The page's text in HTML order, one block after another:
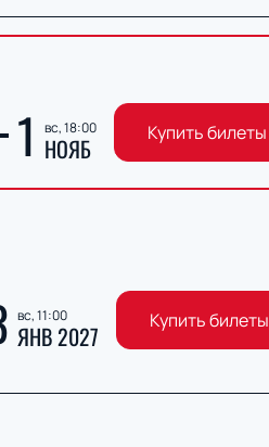
1 вс, 18:00
НОЯБ Купить билеты
вс, 11:00
ЯНВ 2027 Купить билеты